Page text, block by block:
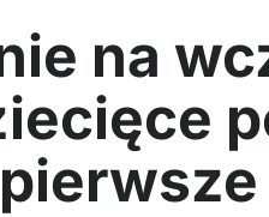
na